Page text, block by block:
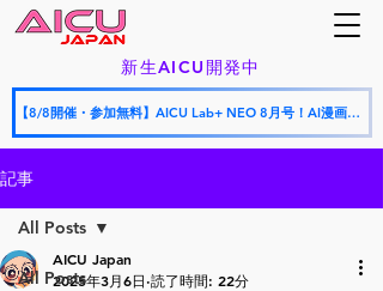
新生AICU開発中
【8/8開催・参加無料】AICU Lab+ NEO 8月号！AI漫画フェスティバル授賞式 × AICU怒涛の新サービス発表会
記事
All Posts
All Posts
AICU Japan
2025年3月6日 読了時間: 22分